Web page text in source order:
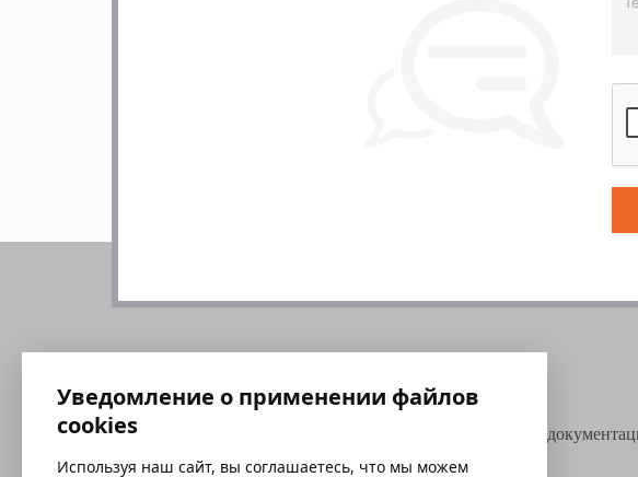
О компании
Техническая
Галерея
Уведомление о применении файлов
cookies
Используя наш сайт, вы соглашаетесь, что мы можем